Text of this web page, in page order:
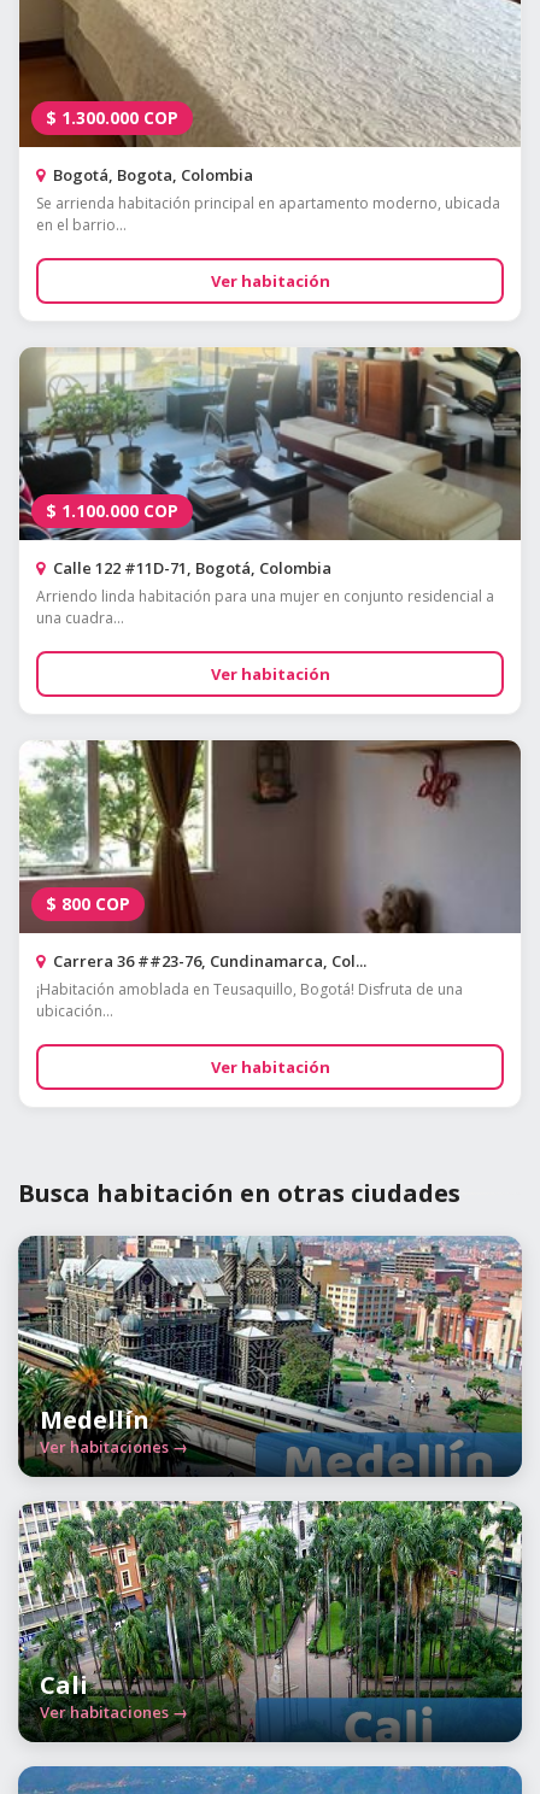
$ 1.300.000 COP
Bogotá, Bogota, Colombia
Se arrienda habitación principal en apartamento moderno, ubicada
en el barrio...
Ver habitación
$ 1.100.000 COP
Calle 122 #11D-71, Bogotá, Colombia
Arriendo linda habitación para una mujer en conjunto residencial a
una cuadra...
Ver habitación
$ 800 COP
Carrera 36 ##23-76, Cundinamarca, Col...
¡Habitación amoblada en Teusaquillo, Bogotá! Disfruta de una
ubicación...
Ver habitación
Busca habitación en otras ciudades
Medellín
Ver habitaciones →
Cali
Ver habitaciones →